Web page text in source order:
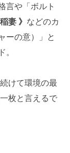
言や「ボルト
稲妻 》 などのカ
ーの意）」と
けて環境の最
枚と言えるで